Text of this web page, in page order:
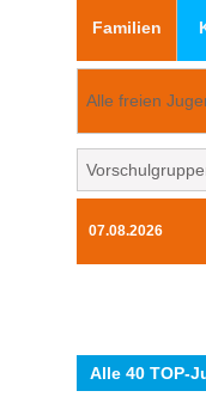
Familien
Alle 40 TOP-